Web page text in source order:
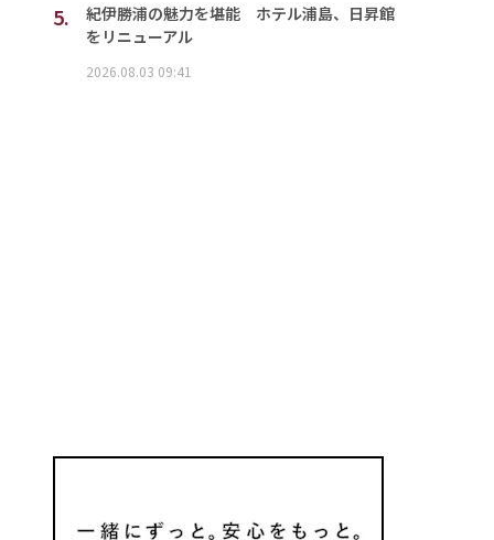
5.
紀伊勝浦の魅力を堪能 ホテル浦島、日昇館
をリニューアル
2026.08.03 09:41